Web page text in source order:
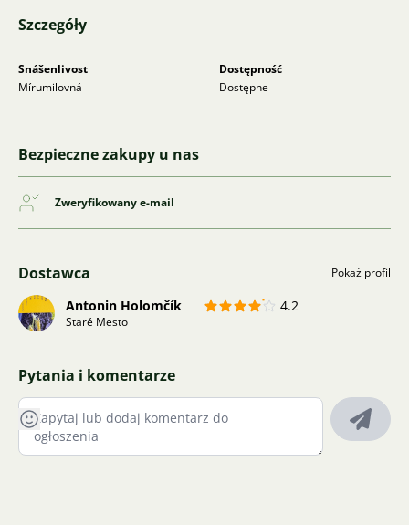
Szczegóły
Snášenlivost
Mírumilovná
Dostępność
Dostępne
Bezpieczne zakupy u nas
Zweryfikowany e-mail
Dostawca Pokaż profil
Antonin Holomčík 4.2
Staré Mesto
Pytania i komentarze